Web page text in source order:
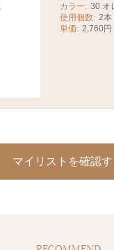
カラー: 30 オ
使用個数: 2本
単価: 2,760円
マイリストを確認す